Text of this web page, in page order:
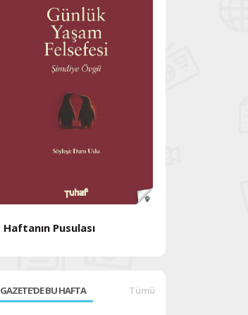
Haftanın Pusulası
GAZETE'DE BU HAFTA Tümü